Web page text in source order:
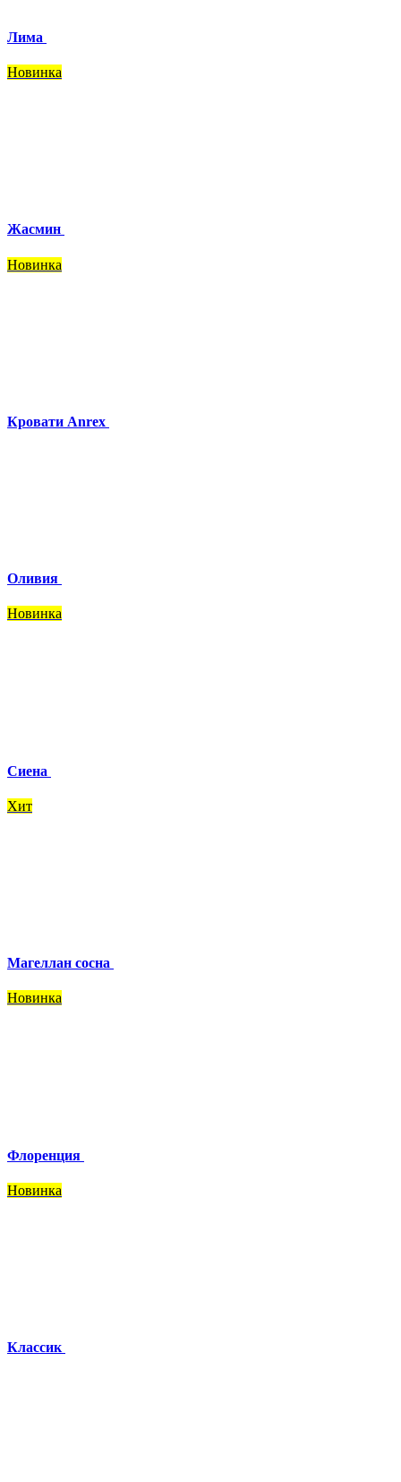
Лима
Новинка
Жасмин
Новинка
Кровати Anrex
Оливия
Новинка
Сиена
Хит
Магеллан сосна
Новинка
Флоренция
Новинка
Классик